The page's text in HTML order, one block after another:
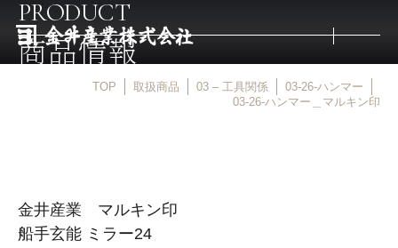
取扱メーカー
PRODUCT
商品情報
TOP 取扱商品 03 – 工具関係
03-26-ハンマー
03-26-ハンマー＿マルキン印
金井産業 マルキン印
船手玄能 ミラー24